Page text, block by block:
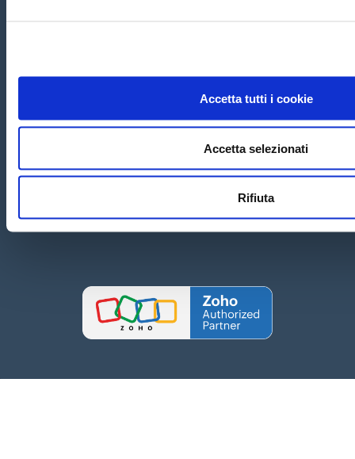
Accetta tutti i cookie
Accetta selezionati
Rifiuta
Via Tre Settembre, 99 Dogana47891 San Marino
Tel. 0549-954317 Email:info@crmassistance.com
2020 San Marino - CRM ASSISTANCE di Ghiotti
MassimoPrivacy Policy Cookie Policy-Informativa PotenzialiClienti-